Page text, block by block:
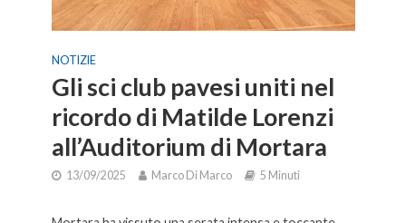
NOTIZIE
Gli sci club pavesi uniti nel
ricordo di Matilde Lorenzi
all’Auditorium di Mortara
13/09/2025 Marco Di Marco 5 Minuti